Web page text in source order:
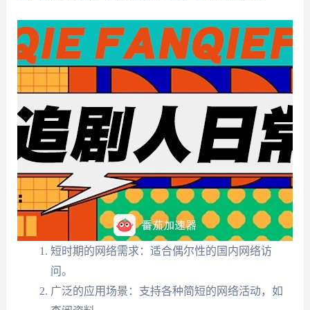
短时期的网络需求：适合偶尔性的国内网络访
问。
广泛的应用场景：支持各种简短的网络活动，如